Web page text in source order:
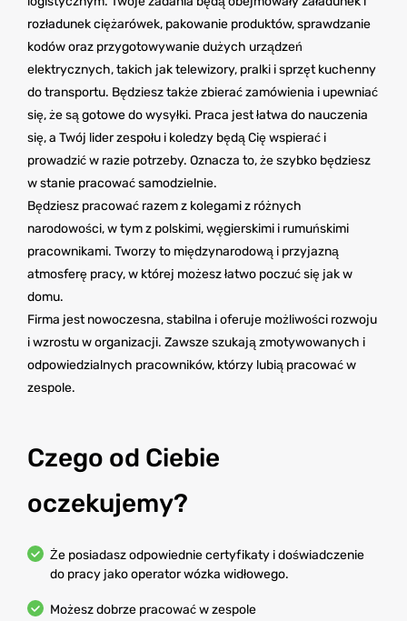
rozładunek ciężarówek, pakowanie produktów, sprawdzanie
kodów oraz przygotowywanie dużych urządzeń
elektrycznych, takich jak telewizory, pralki i sprzęt kuchenny
do transportu. Będziesz także zbierać zamówienia i upewniać
się, że są gotowe do wysyłki. Praca jest łatwa do nauczenia
się, a Twój lider zespołu i koledzy będą Cię wspierać i
prowadzić w razie potrzeby. Oznacza to, że szybko będziesz
w stanie pracować samodzielnie.
Będziesz pracować razem z kolegami z różnych
narodowości, w tym z polskimi, węgierskimi i rumuńskimi
pracownikami. Tworzy to międzynarodową i przyjazną
atmosferę pracy, w której możesz łatwo poczuć się jak w
domu.
Firma jest nowoczesna, stabilna i oferuje możliwości rozwoju
i wzrostu w organizacji. Zawsze szukają zmotywowanych i
odpowiedzialnych pracowników, którzy lubią pracować w
zespole.
Czego od Ciebie
oczekujemy?
Że posiadasz odpowiednie certyfikaty i doświadczenie
do pracy jako operator wózka widłowego.
Możesz dobrze pracować w zespole